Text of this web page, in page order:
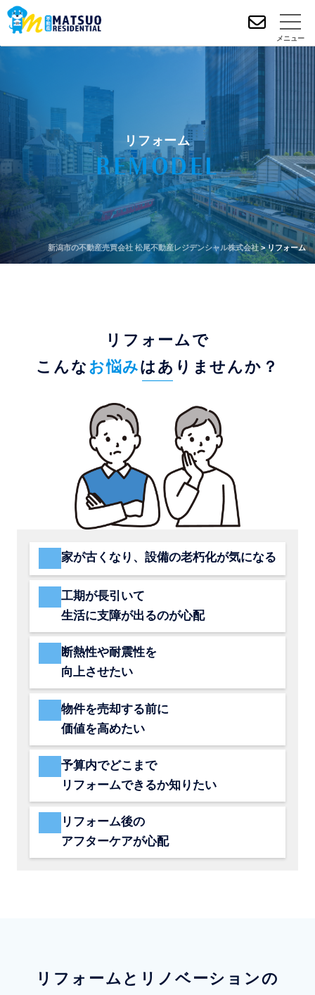
メニュー
リフォーム
REMODEL
新潟市の不動産売買会社 松尾不動産レジデンシャル株式会社>リフォーム
リフォームで
こんなお悩みはありませんか？
家が古くなり、設備の老朽化が気になる
工期が長引いて
生活に支障が出るのが心配
断熱性や耐震性を
向上させたい
物件を売却する前に
価値を高めたい
予算内でどこまで
リフォームできるか知りたい
リフォーム後の
アフターケアが心配
リフォームとリノベーションの